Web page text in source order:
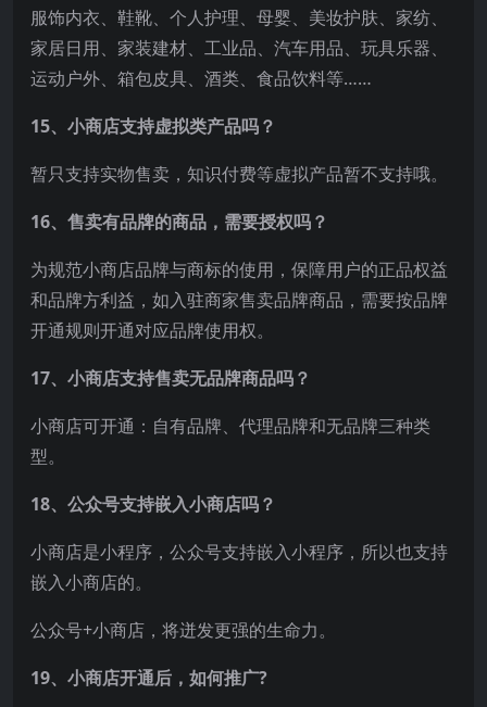
服饰内衣、鞋靴、个人护理、母婴、美妆护肤、家纺、
家居日用、家装建材、工业品、汽车用品、玩具乐器、
运动户外、箱包皮具、酒类、食品饮料等……
15、小商店支持虚拟类产品吗？
暂只支持实物售卖，知识付费等虚拟产品暂不支持哦。
16、售卖有品牌的商品，需要授权吗？
为规范小商店品牌与商标的使用，保障用户的正品权益
和品牌方利益，如入驻商家售卖品牌商品，需要按品牌
开通规则开通对应品牌使用权。
17、小商店支持售卖无品牌商品吗？
小商店可开通：自有品牌、代理品牌和无品牌三种类
型。
18、公众号支持嵌入小商店吗？
小商店是小程序，公众号支持嵌入小程序，所以也支持
嵌入小商店的。
公众号+小商店，将迸发更强的生命力。
19、小商店开通后，如何推广?